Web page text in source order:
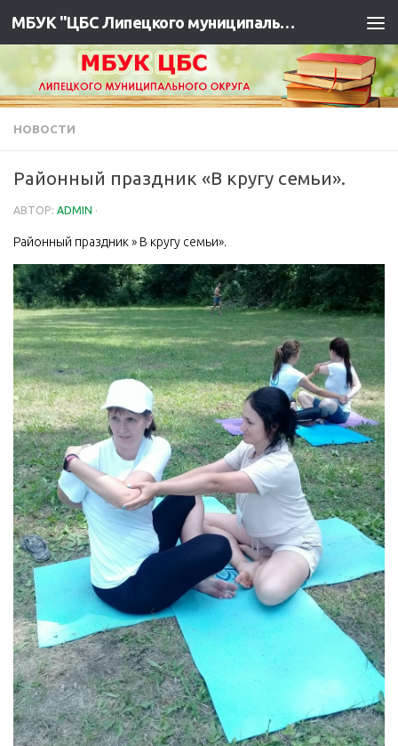
МБУК "ЦБС Липецкого муниципального района"
НОВОСТИ
Районный праздник «В кругу семьи».
АВТОР: ADMIN ·
Районный праздник » В кругу семьи».